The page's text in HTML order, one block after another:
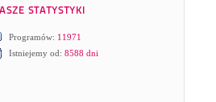
Programów: 11971
Istniejemy od: 8588 dni